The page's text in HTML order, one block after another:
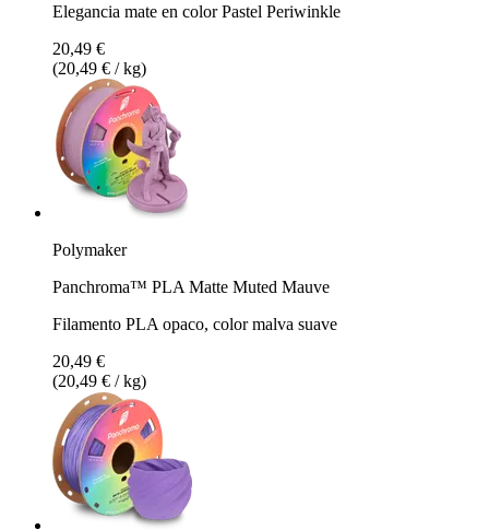
Elegancia mate en color Pastel Periwinkle
20,49 €
(20,49 € / kg)
Polymaker
Panchroma™ PLA Matte Muted Mauve
Filamento PLA opaco, color malva suave
20,49 €
(20,49 € / kg)